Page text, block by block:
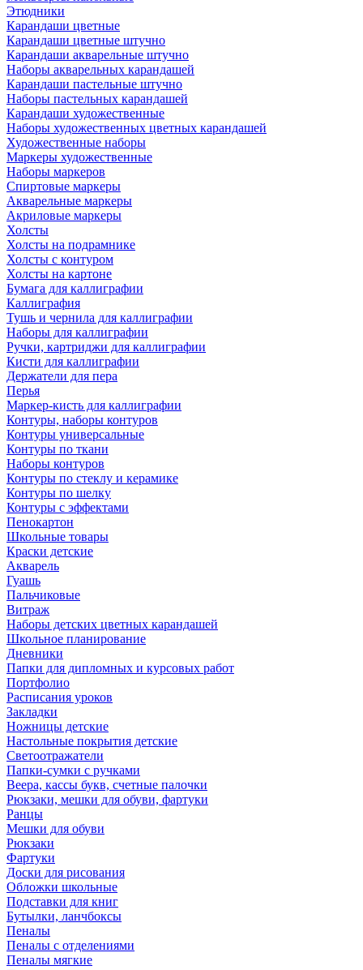
Этюдники
Карандаши цветные
Карандаши цветные штучно
Карандаши акварельные штучно
Наборы акварельных карандашей
Карандаши пастельные штучно
Наборы пастельных карандашей
Карандаши художественные
Наборы художественных цветных карандашей
Художественные наборы
Маркеры художественные
Наборы маркеров
Спиртовые маркеры
Акварельные маркеры
Акриловые маркеры
Холсты
Холсты на подрамнике
Холсты с контуром
Холсты на картоне
Бумага для каллиграфии
Каллиграфия
Тушь и чернила для каллиграфии
Наборы для каллиграфии
Ручки, картриджи для каллиграфии
Кисти для каллиграфии
Держатели для пера
Перья
Маркер-кисть для каллиграфии
Контуры, наборы контуров
Контуры универсальные
Контуры по ткани
Наборы контуров
Контуры по стеклу и керамике
Контуры по шелку
Контуры с эффектами
Пенокартон
Школьные товары
Краски детские
Акварель
Гуашь
Пальчиковые
Витраж
Наборы детских цветных карандашей
Школьное планирование
Дневники
Папки для дипломных и курсовых работ
Портфолио
Расписания уроков
Закладки
Ножницы детские
Настольные покрытия детские
Светоотражатели
Папки-сумки с ручками
Веера, кассы букв, счетные палочки
Рюкзаки, мешки для обуви, фартуки
Ранцы
Мешки для обуви
Рюкзаки
Фартуки
Доски для рисования
Обложки школьные
Подставки для книг
Бутылки, ланчбоксы
Пеналы
Пеналы с отделениями
Пеналы мягкие